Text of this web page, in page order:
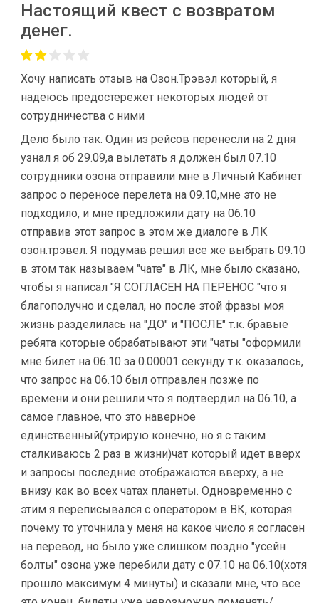
Настоящий квест с возвратом
денег.
Хочу написать отзыв на Озон.Трэвэл который, я
надеюсь предостережет некоторых людей от
сотрудничества с ними
Дело было так. Один из рейсов перенесли на 2 дня
узнал я об 29.09,а вылетать я должен был 07.10
сотрудники озона отправили мне в Личный Кабинет
запрос о переносе перелета на 09.10,мне это не
подходило, и мне предложили дату на 06.10
отправив этот запрос в этом же диалоге в ЛК
озон.трэвел. Я подумав решил все же выбрать 09.10
в этом так называем "чате" в ЛК, мне было сказано,
чтобы я написал "Я СОГЛАСЕН НА ПЕРЕНОС "что я
благополучно и сделал, но после этой фразы моя
жизнь разделилась на "ДО" и "ПОСЛЕ" т.к. бравые
ребята которые обрабатывают эти "чаты "оформили
мне билет на 06.10 за 0.00001 секунду т.к. оказалось,
что запрос на 06.10 был отправлен позже по
времени и они решили что я подтвердил на 06.10, а
самое главное, что это наверное
единственный(утрирую конечно, но я с таким
сталкиваюсь 2 раз в жизни)чат который идет вверх
и запросы последние отображаются вверху, а не
внизу как во всех чатах планеты. Одновременно с
этим я переписывался с оператором в ВК, которая
почему то уточнила у меня на какое число я согласен
на перевод, но было уже слишком поздно "усейн
болты" озона уже перебили дату с 07.10 на 06.10(хотя
прошло максимум 4 минуты) и сказали мне, что все